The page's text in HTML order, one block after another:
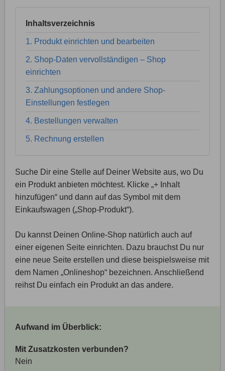
Inhaltsverzeichnis
1. Produkt einrichten und bearbeiten
2. Shop-Daten vervollständigen – Shop
einrichten
3. Zahlungsoptionen und andere Shop-
Einstellungen festlegen
4. Bestellungen verwalten
5. Rechnung erstellen
Suche Dir eine Stelle auf Deiner Website aus, wo Du
ein Produkt anbieten möchtest. Klicke „+ Inhalt
hinzufügen“ und dann auf das Symbol mit dem
Einkaufswagen („Shop-Produkt“).
Du kannst Deinen Online-Shop natürlich auch auf
einer eigenen Seite einrichten. Dazu brauchst Du nur
eine neue Seite erstellen und diese beispielsweise mit
dem Namen „Onlineshop“ bezeichnen. Anschließend
reihst Du einfach ein Produkt an das andere.
Aufwand im Überblick:
Mit Zusatzkosten verbunden?
Nein